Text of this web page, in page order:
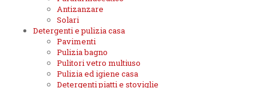
Antizanzare
Solari
Detergenti e pulizia casa
Pavimenti
Pulizia bagno
Pulitori vetro multiuso
Pulizia ed igiene casa
Detergenti piatti e stoviglie